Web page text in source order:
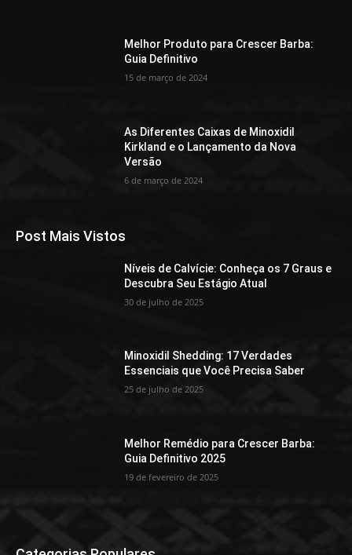
Melhor Produto para Crescer Barba:
Guia Definitivo
15 de março de 2024
As Diferentes Caixas de Minoxidil
Kirkland e o Lançamento da Nova
Versão
6 de março de 2024
Post Mais Vistos
Níveis de Calvície: Conheça os 7 Graus e
Descubra Seu Estágio Atual
30 de julho de 2025
Minoxidil Shedding: 17 Verdades
Essenciais que Você Precisa Saber
25 de julho de 2025
Melhor Remédio para Crescer Barba:
Guia Definitivo 2025
19 de fevereiro de 2025